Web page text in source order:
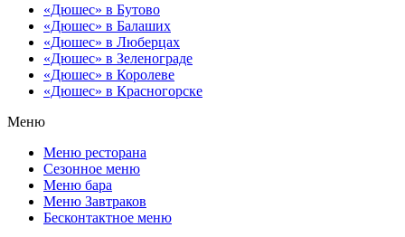
«Дюшес» в Бутово
«Дюшес» в Балаших
«Дюшес» в Люберцах
«Дюшес» в Зеленограде
«Дюшес» в Королеве
«Дюшес» в Красногорске
Меню
Меню ресторана
Сезонное меню
Меню бара
Меню Завтраков
Бесконтактное меню